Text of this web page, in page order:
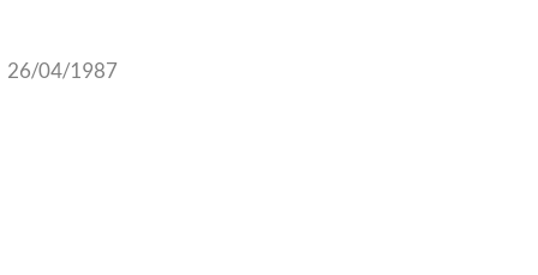
26/04/1987